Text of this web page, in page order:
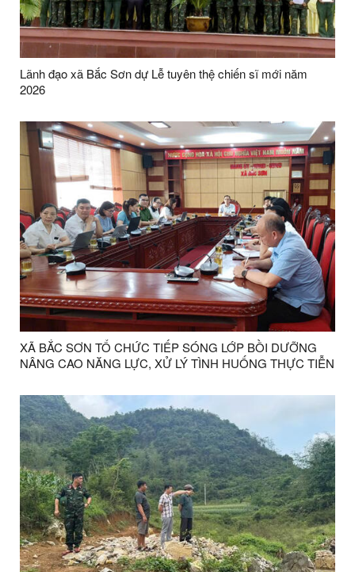
Lãnh đạo xã Bắc Sơn dự Lễ tuyên thệ chiến sĩ mới năm
2026
XÃ BẮC SƠN TỔ CHỨC TIẾP SÓNG LỚP BỒI DƯỠNG
NÂNG CAO NĂNG LỰC, XỬ LÝ TÌNH HUỐNG THỰC TIỄN